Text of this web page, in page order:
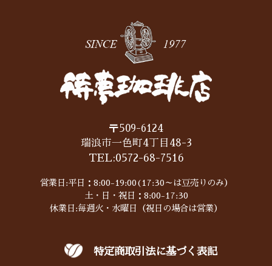
〒509-6124
瑞浪市一色町4丁目48-3
TEL:0572-68-7516
営業日:平日：8:00-19:00(17:30～は豆売りのみ）
土・日・祝日：8:00-17:30
休業日:毎週火・水曜日（祝日の場合は営業）
特定商取引法に基づく表記